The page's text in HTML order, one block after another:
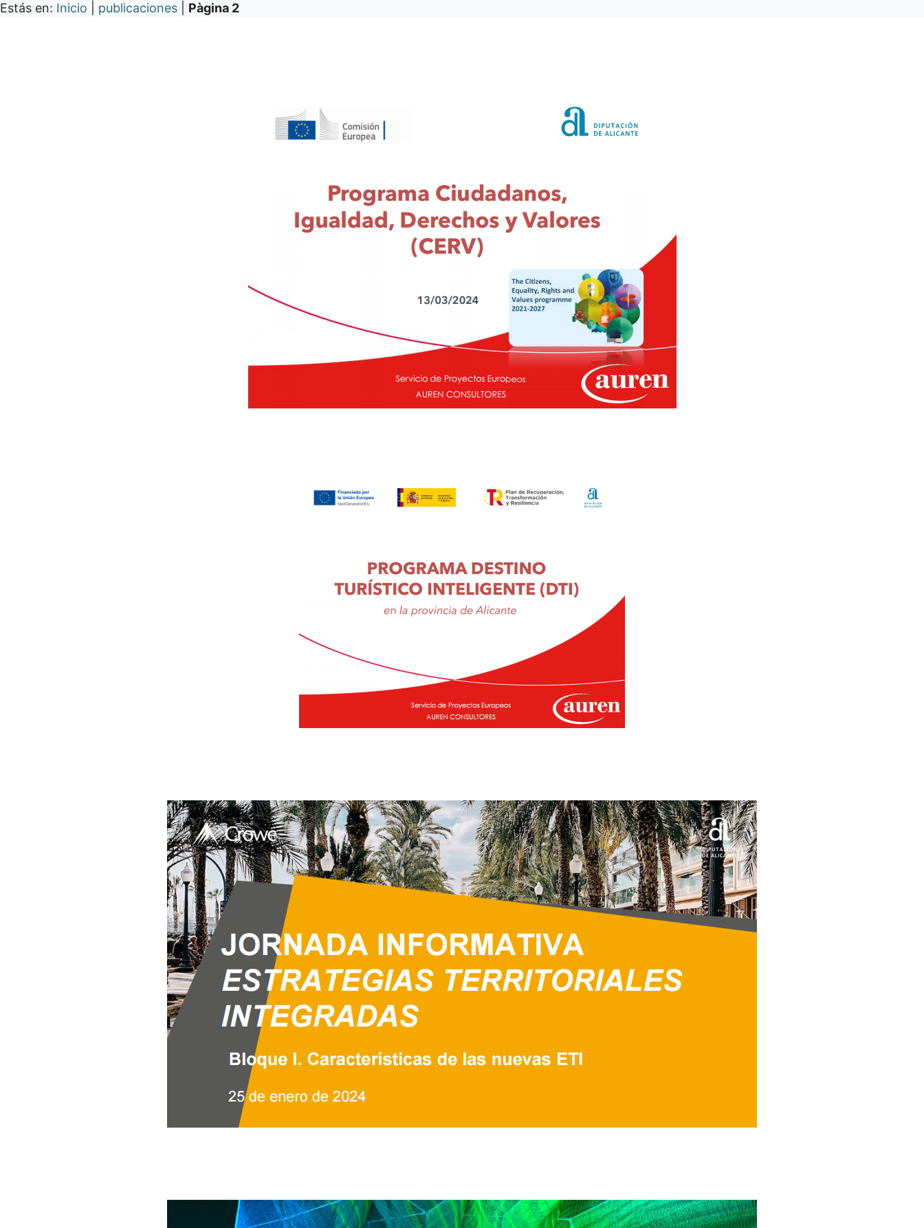
Estás en: Inicio publicaciones Pàgina 2